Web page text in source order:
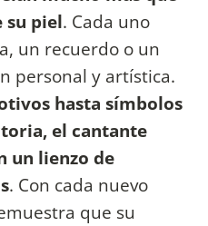
su piel. Cada uno
un recuerdo o un
personal y artística.
hasta símbolos
el cantante
un lienzo de
. Con cada nuevo
que su